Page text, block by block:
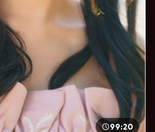
99:20